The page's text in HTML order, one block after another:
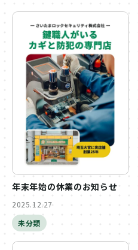
年末年始の休業のお知らせ
2025.12.27
未分類